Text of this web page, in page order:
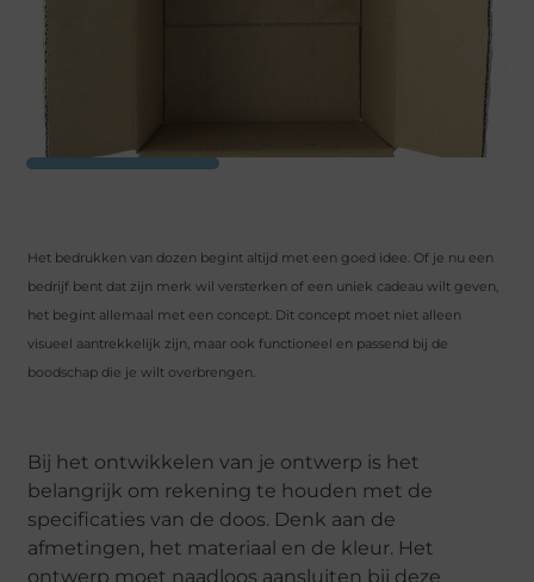
Het bedrukken van dozen begint altijd met een goed idee. Of je nu een
bedrijf bent dat zijn merk wil versterken of een uniek cadeau wilt geven,
het begint allemaal met een concept. Dit concept moet niet alleen
visueel aantrekkelijk zijn, maar ook functioneel en passend bij de
boodschap die je wilt overbrengen.
Bij het ontwikkelen van je ontwerp is het
belangrijk om rekening te houden met de
specificaties van de doos. Denk aan de
afmetingen, het materiaal en de kleur. Het
ontwerp moet naadloos aansluiten bij deze